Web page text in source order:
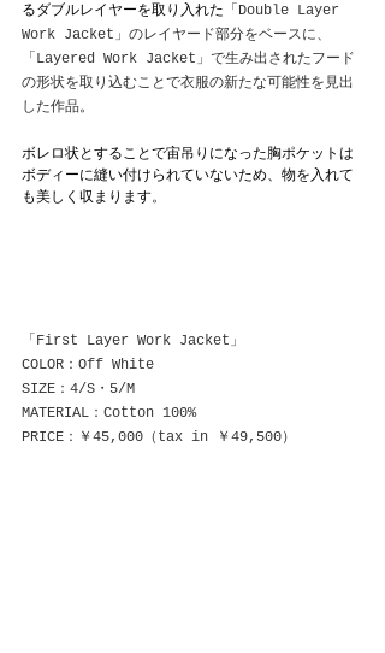
るダブルレイヤーを取り入れた 「Double Layer
Work Jacket」のレイヤード部分をベースに、
「Layered Work Jacket」で生み出されたフード
の形状を取り込むことで衣服の新たな可能性を見出
した作品。
ボレロ状とすることで宙吊りになった胸ポケットは
ボディーに縫い付けられていないため、物を入れて
も美しく収まります。
「First Layer Work Jacket」
COLOR：Off White
SIZE：4/S・5/M
MATERIAL：Cotton 100%
PRICE：￥45,000（tax in ￥49,500）